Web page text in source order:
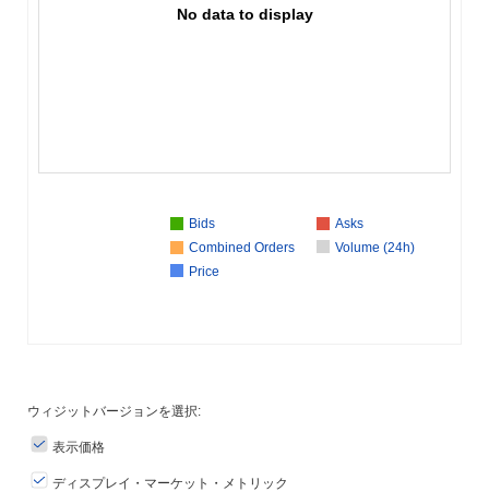
No data to display
Bids
Asks
Combined Orders
Volume (24h)
Price
ウィジットバージョンを選択:
表示価格
ディスプレイ・マーケット・メトリック